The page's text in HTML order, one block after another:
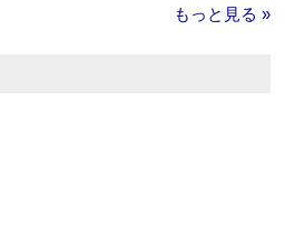
もっと見る »